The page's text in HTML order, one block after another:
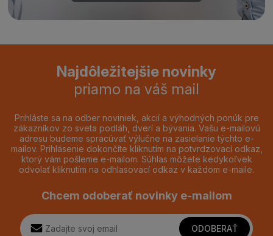
Najdôležitejšie novinky
priamo na váš mail
Prihláste sa na odber noviniek, akcií a výhodných ponúk pre
zákazníkov zo sveta podláh, dverí a bývania. Vašu e-mailovú
adresu budeme spracúvať výlučne na zasielanie týchto e-
mailov. Prihlásenie dokončíte kliknutím na potvrdzovací odkaz,
ktorý vám pošleme e-mailom. Súhlas môžete kedykoľvek
odvolať kliknutím na odhlasovací odkaz v každom e-maile.
Chcem odoberať novinky e-mailom
ODOBERAŤ